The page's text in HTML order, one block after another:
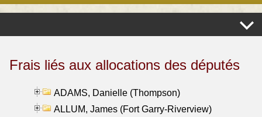
Frais liés aux allocations des députés
ADAMS, Danielle (Thompson)
ALLUM, James (Fort Garry-Riverview)